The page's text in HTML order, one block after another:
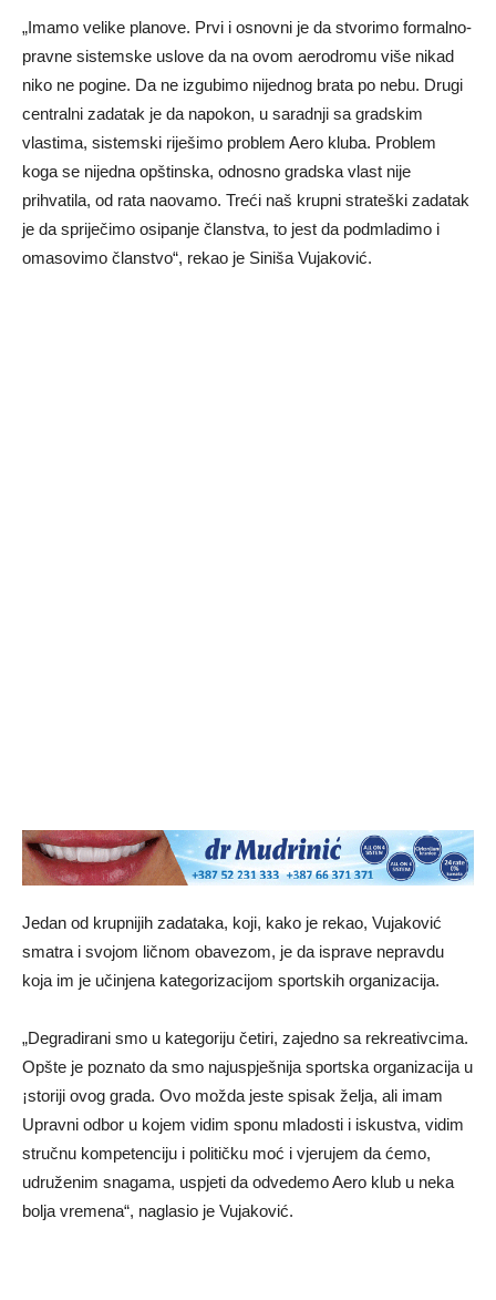
„Imamo velike planove. Prvi i osnovni je da stvorimo formalno-
pravne sistemske uslove da na ovom aerodromu više nikad
niko ne pogine. Da ne izgubimo nijednog brata po nebu. Drugi
centralni zadatak je da napokon, u saradnji sa gradskim
vlastima, sistemski riješimo problem Aero kluba. Problem
koga se nijedna opštinska, odnosno gradska vlast nije
prihvatila, od rata naovamo. Treći naš krupni strateški zadatak
je da spriječimo osipanje članstva, to jest da podmladimo i
omasovimo članstvo“, rekao je Siniša Vujaković.
Jedan od krupnijih zadataka, koji, kako je rekao, Vujaković
smatra i svojom ličnom obavezom, je da isprave nepravdu
koja im je učinjena kategorizacijom sportskih organizacija.
„Degradirani smo u kategoriju četiri, zajedno sa rekreativcima.
Opšte je poznato da smo najuspješnija sportska organizacija u
¡storiji ovog grada. Ovo možda jeste spisak želja, ali imam
Upravni odbor u kojem vidim sponu mladosti i iskustva, vidim
stručnu kompetenciju i političku moć i vjerujem da ćemo,
udruženim snagama, uspjeti da odvedemo Aero klub u neka
bolja vremena“, naglasio je Vujaković.